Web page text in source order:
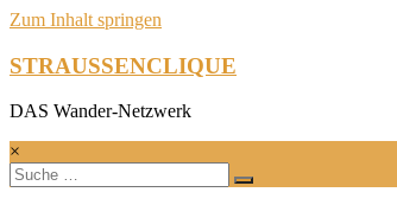
Zum Inhalt springen
STRAUSSENCLIQUE
DAS Wander-Netzwerk
×